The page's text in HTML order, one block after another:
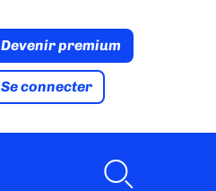
Devenir premium
Se connecter